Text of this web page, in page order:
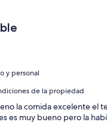
y personal
de la propiedad
la comida excelente el
es muy bueno pero la